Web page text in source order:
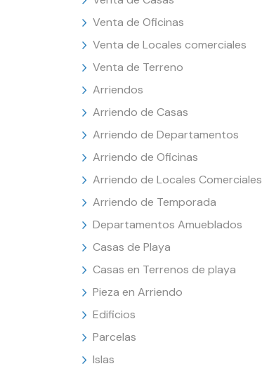
Venta de Oficinas
Venta de Locales comerciales
Venta de Terreno
Arriendos
Arriendo de Casas
Arriendo de Departamentos
Arriendo de Oficinas
Arriendo de Locales Comerciales
Arriendo de Temporada
Departamentos Amueblados
Casas de Playa
Casas en Terrenos de playa
Pieza en Arriendo
Edificios
Parcelas
Islas